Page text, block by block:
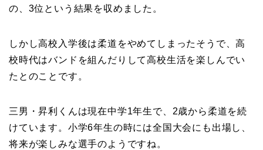
の、3位という結果を収めました。
しかし高校入学後は柔道をやめてしまったそうで、高
校時代はバンドを組んだりして高校生活を楽しんでい
たとのことです。
三男・昇利くんは現在中学1年生で、2歳から柔道を続
けています。小学6年生の時には全国大会にも出場し、
将来が楽しみな選手のようですね。